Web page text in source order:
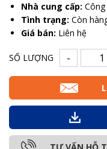
Nhà cung cấp:
Tình trạng: Còn
Giá bán: Liên hệ
SỐ LƯỢNG -